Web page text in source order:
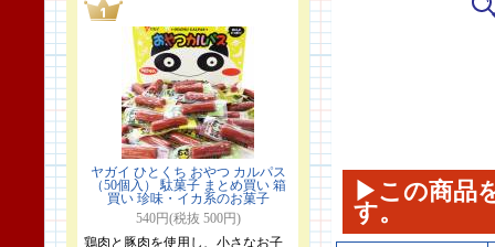
ヤガイ ひとくち おやつ カルパス
（50個入） 駄菓子 まとめ買い 箱
買い 珍味・イカ系のお菓子
540円(税抜 500円)
鶏肉と豚肉を使用し、小さなお子
▶この商品
す。